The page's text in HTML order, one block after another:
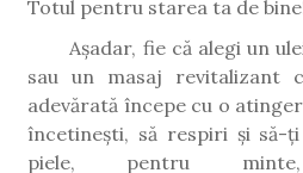
Totul pentru starea ta de
Așadar, fie că alegi un
sau un masaj revitalizant
adevărată începe cu o
încetinești, să respiri și să-
piele, pentru